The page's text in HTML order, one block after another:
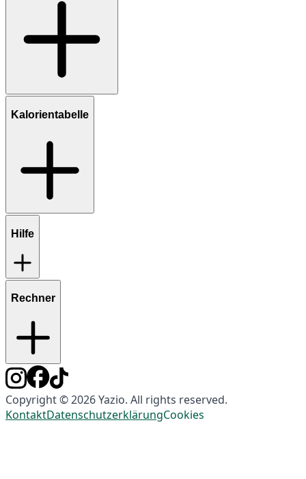
Kalorientabelle
Hilfe
Rechner
Copyright © 2026 Yazio. All rights reserved.
KontaktDatenschutzerklärungCookies